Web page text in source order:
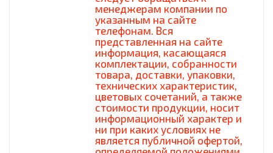
менеджерам компании по
указанным на сайте
телефонам. Вся
представленная на сайте
информация, касающаяся
комплектации, собранности
товара, доставки, упаковки,
технических характеристик,
цветовых сочетаний, а также
стоимости продукции, носит
информационный характер и
ни при каких условиях не
является публичной офертой,